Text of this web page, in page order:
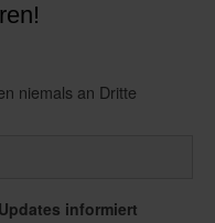
niemals an Dritte
informiert